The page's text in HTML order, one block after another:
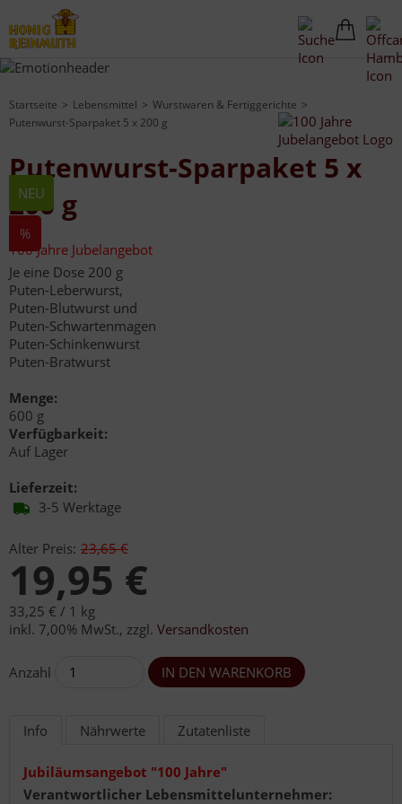
Startseite Lebensmittel
Wurstwaren & Fertiggerichte
Putenwurst-Sparpaket 5 x 200 g
NEU
%
Putenwurst-Sparpaket 5 x
200 g
100 Jahre Jubelangebot
Je eine Dose 200 g
Puten-Leberwurst,
Puten-Blutwurst und
Puten-Schwartenmagen
Puten-Schinkenwurst
Puten-Bratwurst
Menge:
600 g
Verfügbarkeit:
Auf Lager
Lieferzeit:
3-5 Werktage
Alter Preis: 23,65 €
19,95 €
33,25 € / 1 kg
inkl. 7,00% MwSt., zzgl. Versandkosten
Anzahl
Info Nährwerte Zutatenliste
Jubiläumsangebot "100 Jahre"
Verantwortlicher Lebensmittelunternehmer: